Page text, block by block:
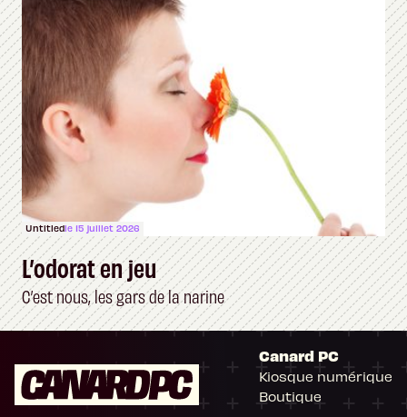
Untitledle 15 juillet 2026
L’odorat en jeu
C’est nous, les gars de la narine
Canard PC
Kiosque numérique
Boutique